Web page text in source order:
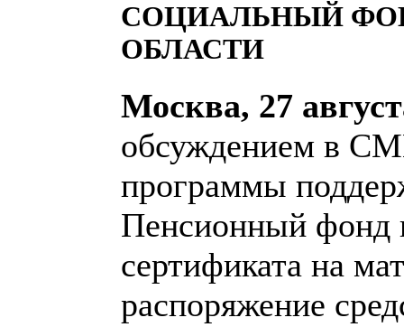
СОЦИАЛЬНЫЙ
ОБЛАСТИ
Москва, 27
обсуждением в
программы
Пенсионный фонд
сертификата на
распоряжение